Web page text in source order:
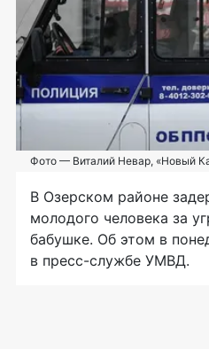
Фото — Виталий Невар, «Новый
В Озерском районе
молодого человека за
бабушке. Об этом в
в пресс-службе УМВД.